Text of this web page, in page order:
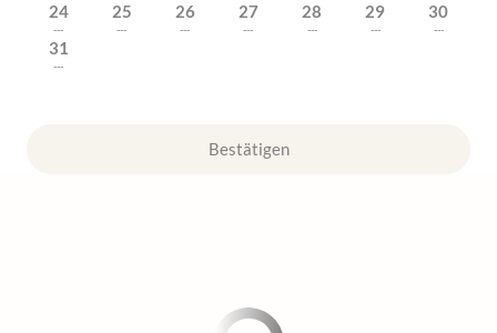
24
---
25
---
26
---
27
---
28
---
29
---
30
---
31
---
Bestätigen